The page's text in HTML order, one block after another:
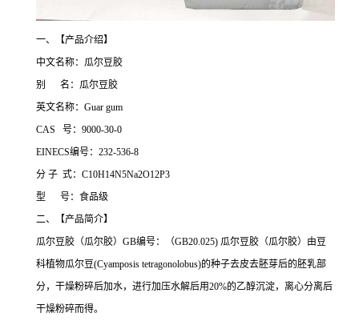
一、【产品介绍】
中文名称：瓜尔豆胶
别 名：瓜尔豆胶
英文名称：Guar gum
CAS 号：9000-30-0
EINECS编号：232-536-8
分 子 式：C10H14N5Na2O12P3
型 号：食品级
二、【产品简介】
瓜尔豆胶（瓜尔胶）GB编号：（GB20.025) 瓜尔豆胶（瓜尔胶）由豆
科植物瓜尔豆(Cyamposis tetragonolobus)的种子去皮去胚芽后的胚乳部
分，干燥粉碎后加水，进行加压水解后用20%的乙醇沉淀，离心分离后
干燥粉碎而得。